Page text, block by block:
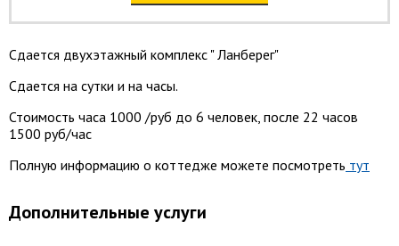
Сдается двухэтажный комплекс " Ланберег"
Сдается на сутки и на часы.
Стоимость часа 1000 /руб до 6 человек, после 22 часов
1500 руб/час
Полную информацию о коттедже можете посмотреть тут
Дополнительные услуги